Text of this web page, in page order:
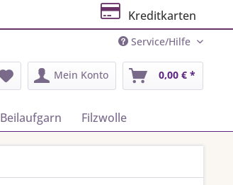
Kreditkarten
Service/Hilfe
Mein Konto 0,00 € *
Beilaufgarn Filzwolle